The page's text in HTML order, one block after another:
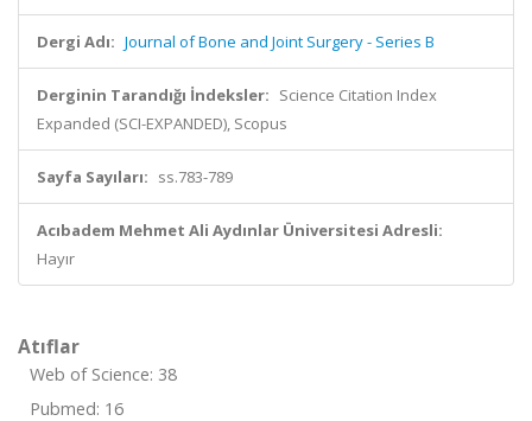
Dergi Adı: Journal of Bone and Joint Surgery - Series B
Derginin Tarandığı İndeksler: Science Citation Index
Expanded (SCI-EXPANDED), Scopus
Sayfa Sayıları: ss.783-789
Acıbadem Mehmet Ali Aydınlar Üniversitesi Adresli:
Hayır
Atıflar
Web of Science: 38
Pubmed: 16